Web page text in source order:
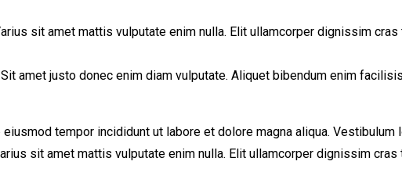
sit amet mattis vulputate enim nulla. Elit ullamcorper dignissim
amet justo donec enim diam vulputate. Aliquet bibendum enim
tempor incididunt ut labore et dolore magna aliqua.
sit amet mattis vulputate enim nulla. Elit ullamcorper dignissim